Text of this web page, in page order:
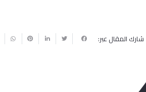
شارك المقال عبر: